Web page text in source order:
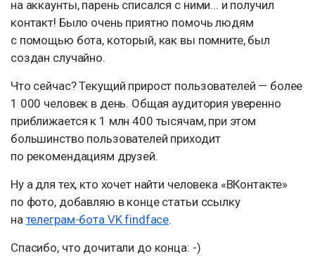
на аккаунты, парень списался с ними... и получил
контакт! Было очень приятно помочь людям
с помощью бота, который, как вы помните, был
создан случайно.
Что сейчас? Текущий прирост пользователей — более
1 000 человек в день. Общая аудитория уверенно
приближается к 1 млн 400 тысячам, при этом
большинство пользователей приходит
по рекомендациям друзей.
Ну а для тех, кто хочет найти человека «ВКонтакте»
по фото, добавляю в конце статьи ссылку
на телеграм-бота VK findface.
Спасибо, что дочитали до конца: -)